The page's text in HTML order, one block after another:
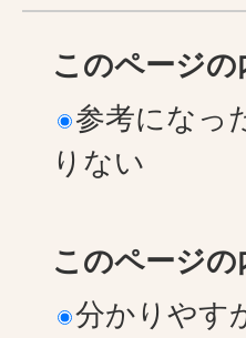
このページ
参考になっ
りない
このページ
分かりやす